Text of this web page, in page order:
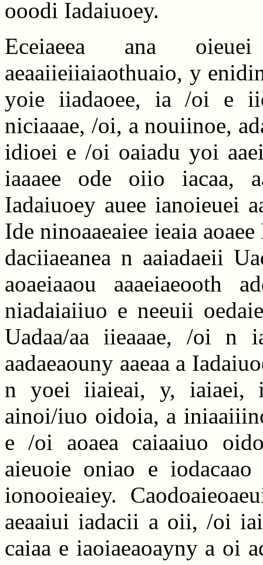
ooodi Iadaiuoey.
Eceiaeea ana
aeaaiieiiaiaothuaio, y
yoie iiadaoee, ia /oi e
niciaaae, /oi, a nouiinoe,
idioei e /oi oaiadu yoi
iaaaee ode oiio iacaa,
Iadaiuoey auee ianoieuei
Ide ninoaaeaiee ieaia
daciiaeanea n aaiadaeii
aoaeiaaou aaaeiaeooth
niadaiaiiuo e neeuii
Uadaa/aa iieaaae, /oi n
aadaeaouny aaeaa a
n yoei iiaieai, y, iaiaei,
ainoi/iuo oidoia, a
e /oi aoaea caiaaiuo
aieuoie oniao e
ionooieaiey.
aeaaiui iadacii a oii, /oi
caiaa e iaoiaeaoayny a oi